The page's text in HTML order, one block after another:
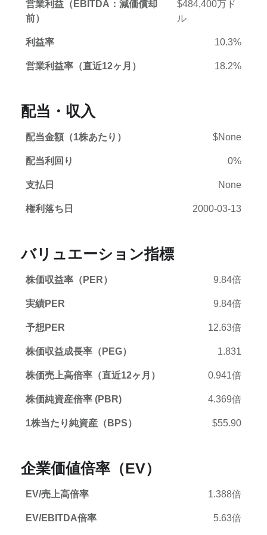
営業利益（EBITDA：減価償却
前）
$484,400万ド
ル
利益率 10.3%
営業利益率（直近12ヶ月） 18.2%
配当・収入
配当金額（1株あたり） $None
配当利回り 0%
支払日 None
権利落ち日 2000-03-13
バリュエーション指標
株価収益率（PER） 9.84倍
実績PER 9.84倍
予想PER 12.63倍
株価収益成長率（PEG） 1.831
株価売上高倍率（直近12ヶ月） 0.941倍
株価純資産倍率 (PBR) 4.369倍
1株当たり純資産（BPS） $55.90
企業価値倍率（EV）
EV/売上高倍率 1.388倍
EV/EBITDA倍率 5.63倍